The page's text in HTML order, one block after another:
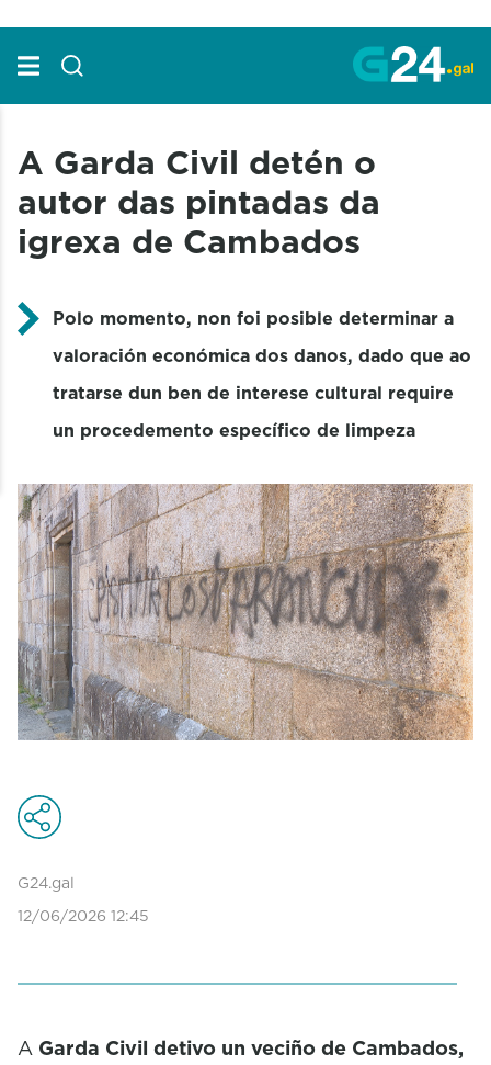
A Garda Civil detén o
autor das pintadas da
igrexa de Cambados
Polo momento, non foi posible determinar a
valoración económica dos danos, dado que ao
tratarse dun ben de interese cultural require
un procedemento específico de limpeza
G24.gal
12/06/2026 12:45
A Garda Civil detivo un veciño de Cambados,